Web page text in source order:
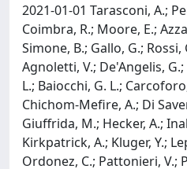
2021-01-01 Tarasconi, A.;
Coimbra, R.; Moore, E.;
Simone, B.; Gallo, G.; Rossi,
Agnoletti, V.; De'Angelis,
L.; Baiocchi, G. L.;
Chichom-Mefire, A.; Di
Giuffrida, M.; Hecker, A.;
Kirkpatrick, A.; Kluger, Y.;
Ordonez, C.; Pattonieri, V.;